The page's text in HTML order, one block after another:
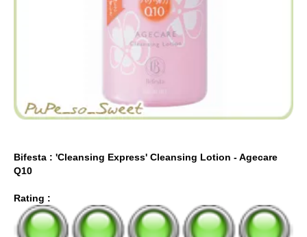
Bifesta : 'Cleansing Express' Cleansing Lotion - Agecare
Q10
Rating :